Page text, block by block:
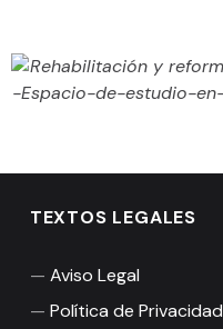
TEXTOS LEGALES
Aviso Legal
Política de Privacidad